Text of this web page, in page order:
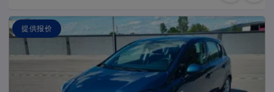
提供报价